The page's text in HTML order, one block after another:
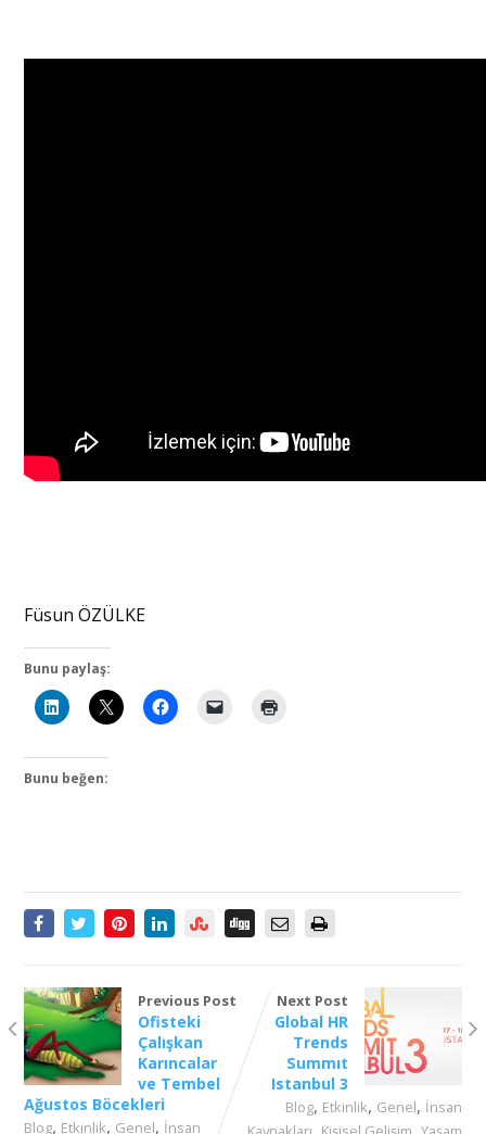
Füsun ÖZÜLKE
Bunu paylaş:
Bunu beğen:
Previous Post
Ofisteki
Çalışkan
Karıncalar
ve Tembel
Ağustos Böcekleri
Blog, Etkinlik, Genel, İnsan
Next Post
Global HR
Trends
Summıt
Istanbul 3
Blog, Etkinlik, Genel, İnsan